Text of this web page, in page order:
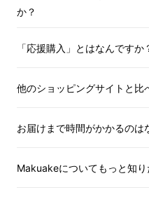
当社独自設計の二層
高頻度の使用におい
とで、ホコリや汚れ
か？
「応援購入」とはなんですか
他のショッピングサイトと比
お届けまで時間がかかるのは
Makuakeについてもっと知り